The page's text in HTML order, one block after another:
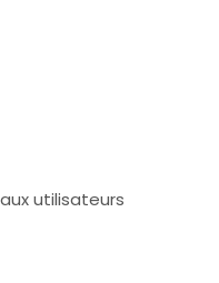
utilisateurs